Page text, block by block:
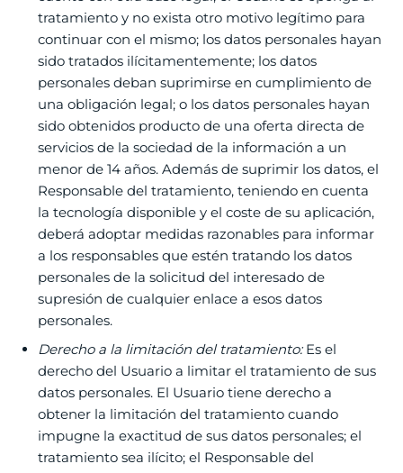
tratamiento y no exista otro motivo legítimo para
continuar con el mismo; los datos personales hayan
sido tratados ilícitamentemente; los datos
personales deban suprimirse en cumplimiento de
una obligación legal; o los datos personales hayan
sido obtenidos producto de una oferta directa de
servicios de la sociedad de la información a un
menor de 14 años. Además de suprimir los datos, el
Responsable del tratamiento, teniendo en cuenta
la tecnología disponible y el coste de su aplicación,
deberá adoptar medidas razonables para informar
a los responsables que estén tratando los datos
personales de la solicitud del interesado de
supresión de cualquier enlace a esos datos
personales.
Derecho a la limitación del tratamiento:Es el
derecho del Usuario a limitar el tratamiento de sus
datos personales. El Usuario tiene derecho a
obtener la limitación del tratamiento cuando
impugne la exactitud de sus datos personales; el
tratamiento sea ilícito; el Responsable del